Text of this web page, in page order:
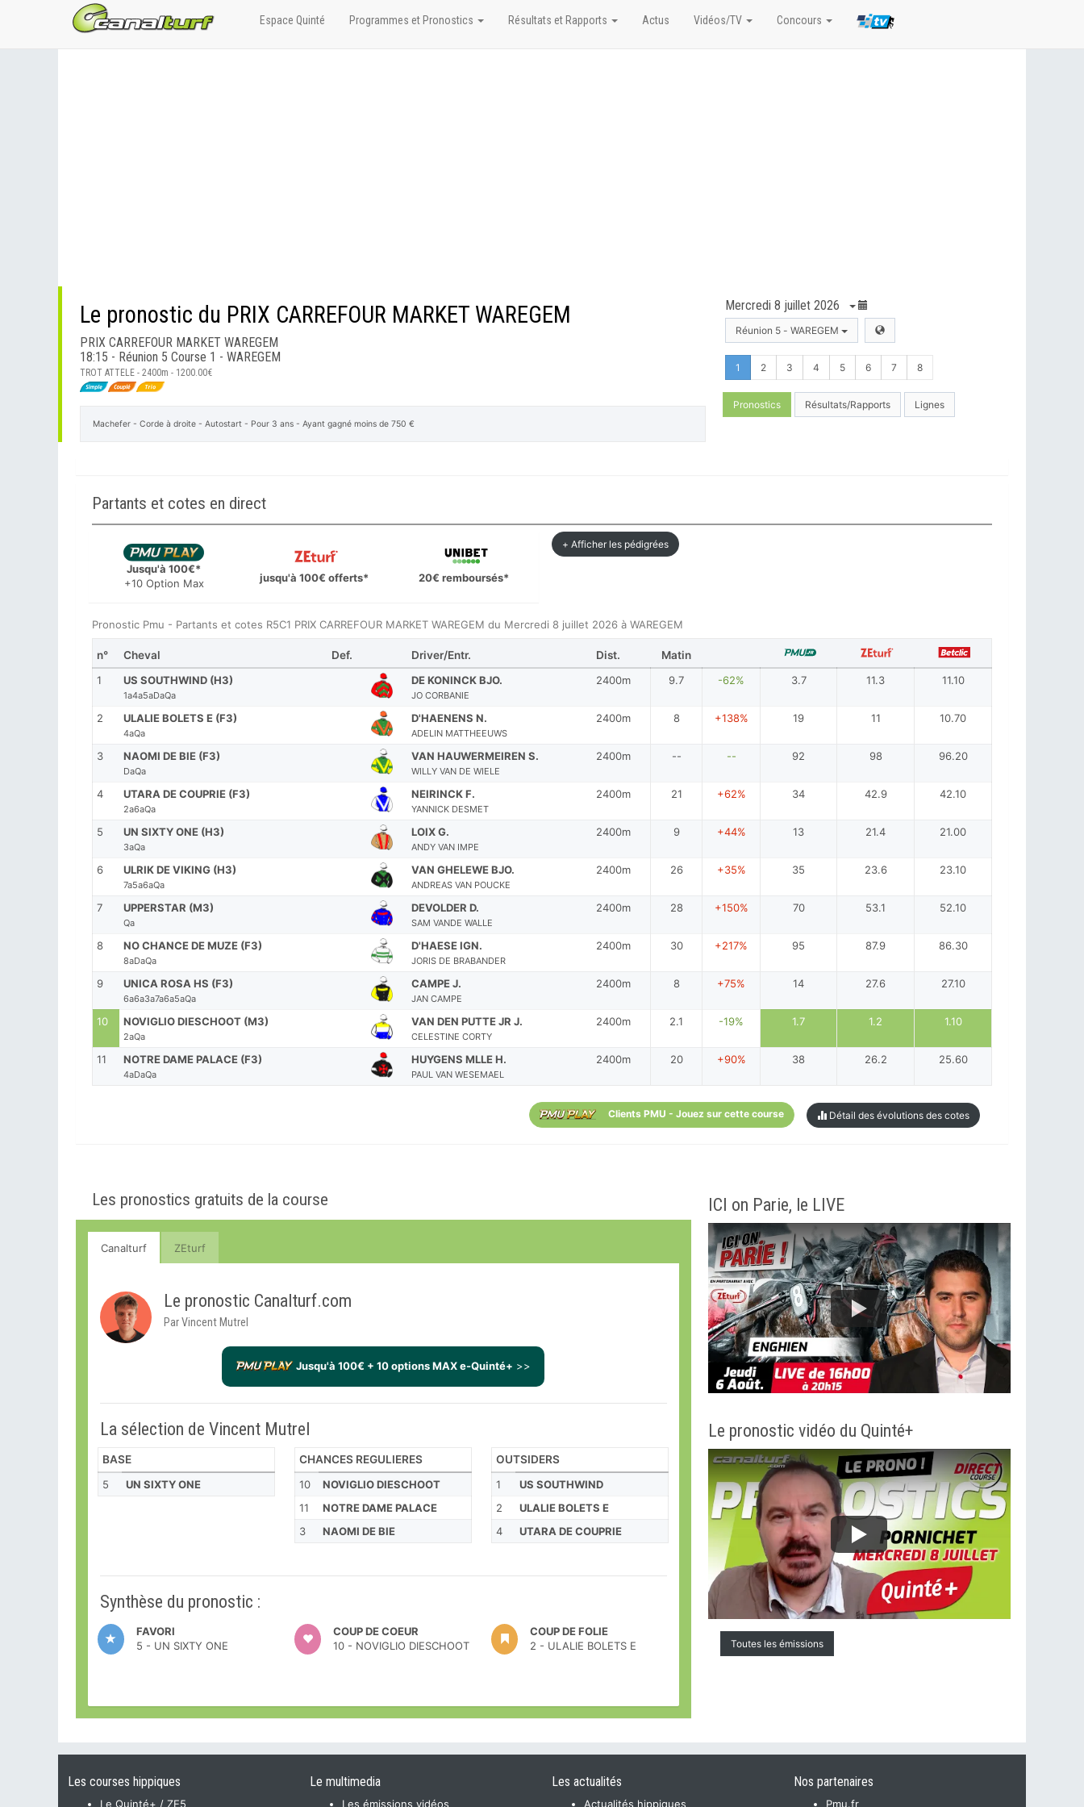
Le pronostic du PRIX CARREFOUR MARKET WAREGEM
PRIX CARREFOUR MARKET WAREGEM
18:15 - Réunion 5 Course 1 - WAREGEM
TROT ATTELE - 2400m - 1200.00€
Machefer - Corde à droite - Autostart - Pour 3 ans - Ayant gagné moins de 750 €
Mercredi 8 juillet 2026
Réunion 5 - WAREGEM
1 2 3 4 5 6 7 8
Pronostics Résultats/Rapports Lignes
Partants et cotes en direct
Jusqu'à 100€*
+10 Option Max
jusqu'à 100€ offerts* 20€ remboursés*
+ Afficher les pédigrées
Pronostic Pmu - Partants et cotes R5C1 PRIX CARREFOUR MARKET WAREGEM du Mercredi 8 juillet 2026 à WAREGEM
n° Cheval Def. Driver/Entr. Dist.
Matin
1
US SOUTHWIND (H3)
1a4a5aDaQa
DE KONINCK BJO.
JO CORBANIE
2400m 9.7 -62% 3.7 11.3 11.10
2 ULALIE BOLETS E (F3)
4aQa
D'HAENENS N.
ADELIN MATTHEEUWS
2400m 8 +138% 19 11 10.70
3 NAOMI DE BIE (F3)
DaQa
VAN HAUWERMEIREN S.
WILLY VAN DE WIELE
2400m -- -- 92 98 96.20
4 UTARA DE COUPRIE (F3)
2a6aQa
NEIRINCK F.
YANNICK DESMET
2400m 21 +62% 34 42.9 42.10
5 UN SIXTY ONE (H3)
3aQa
LOIX G.
ANDY VAN IMPE
2400m 9 +44% 13 21.4 21.00
6 ULRIK DE VIKING (H3)
7a5a6aQa
VAN GHELEWE BJO.
ANDREAS VAN POUCKE
2400m 26 +35% 35 23.6 23.10
7 UPPERSTAR (M3)
Qa
DEVOLDER D.
SAM VANDE WALLE
2400m 28 +150% 70 53.1 52.10
8 NO CHANCE DE MUZE (F3)
8aDaQa
D'HAESE IGN.
JORIS DE BRABANDER
2400m 30 +217% 95 87.9 86.30
9 UNICA ROSA HS (F3)
6a6a3a7a6a5aQa
CAMPE J.
JAN CAMPE
2400m 8 +75% 14 27.6 27.10
10 NOVIGLIO DIESCHOOT (M3)
2aQa
VAN DEN PUTTE JR J.
CELESTINE CORTY
2400m 2.1 -19% 1.7 1.2 1.10
11 NOTRE DAME PALACE (F3)
4aDaQa
HUYGENS MLLE H.
PAUL VAN WESEMAEL
2400m 20 +90% 38 26.2 25.60
Clients PMU - Jouez sur cette course Détail des évolutions des cotes
Les pronostics gratuits de la course
Canalturf ZEturf
Le pronostic Canalturf.com
Par Vincent Mutrel
Jusqu'à 100€ + 10 options MAX e-Quinté+ >>
La sélection de Vincent Mutrel
BASE
5
UN SIXTY ONE
CHANCES REGULIERES
10
NOVIGLIO DIESCHOOT
11
NOTRE DAME PALACE
3
NAOMI DE BIE
OUTSIDERS
1
US SOUTHWIND
2
ULALIE BOLETS E
4
UTARA DE COUPRIE
Synthèse du pronostic :
FAVORI
5 - UN SIXTY ONE
COUP DE COEUR
10 - NOVIGLIO DIESCHOOT
COUP DE FOLIE
2 - ULALIE BOLETS E
ICI on Parie, le LIVE
Le pronostic vidéo du Quinté+
Toutes les émissions
Espace Quinté Programmes et Pronostics Résultats et Rapports Actus Vidéos/TV Concours
Les courses hippiques
Le Quinté+ / ZE5
Le multimedia
Les émissions vidéos
Les actualités
Actualités hippiques
Nos partenaires
Pmu.fr